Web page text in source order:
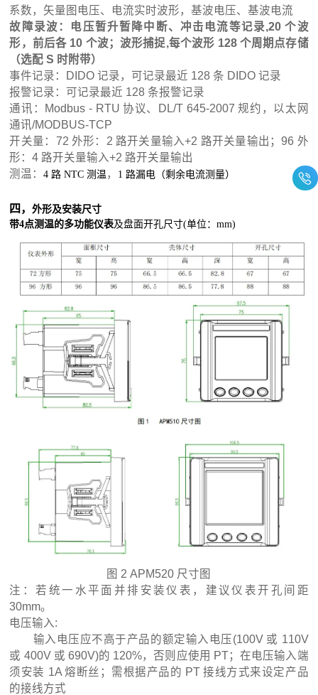
系数，矢量图电压、电流实时波形，基波电压、基波电流
故障录波：电压暂升暂降中断、冲击电流等记录,20 个波
形，前后各 10 个波；波形捕捉,每个波形 128 个周期点存储
（选配 S 时附带）
事件记录：DIDO 记录，可记录最近 128 条 DIDO 记录
报警记录：可记录最近 128 条报警记录
通讯：Modbus - RTU 协议、DL/T 645-2007 规约，以太网
通讯/MODBUS-TCP
开关量：72 外形：2 路开关量输入+2 路开关量输出；96 外
形：4 路开关量输入+2 路开关量输出
测温：4 路 NTC 测温 ， 1 路漏电（剩余电流测量）
四，外形及安装尺寸
带4点测温的多功能仪表及盘面开孔尺寸(单位：mm)
图 2 APM520 尺寸图
注：若统一水平面并排安装仪表，建议仪表开孔间距
30mm。
电压输入:
输入电压应不高于产品的额定输入电压(100V 或 110V
或 400V 或 690V)的 120%，否则应使用 PT；在电压输入端
须安装 1A 熔断丝；需根据产品的 PT 接线方式来设定产品
的接线方式